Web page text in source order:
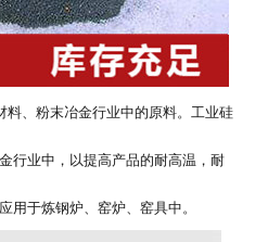
料、粉末冶金行业中的原料。工业硅
行业中，以提高产品的耐高温，耐
用于炼钢炉、窑炉、窑具中。